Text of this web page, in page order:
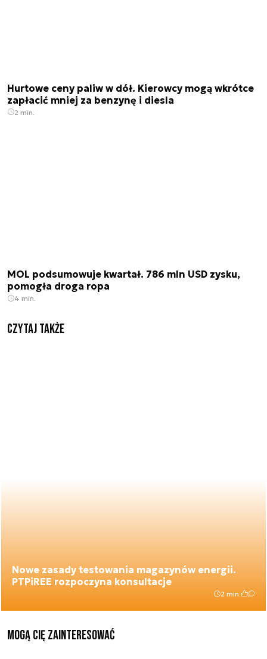
Hurtowe ceny paliw w dół. Kierowcy mogą wkrótce
zapłacić mniej za benzynę i diesla
2 min.
MOL podsumowuje kwartał. 786 mln USD zysku,
pomogła droga ropa
4 min.
Czytaj także
Nowe zasady testowania magazynów energii.
PTPiREE rozpoczyna konsultacje
2 min.
Mogą Cię zainteresować